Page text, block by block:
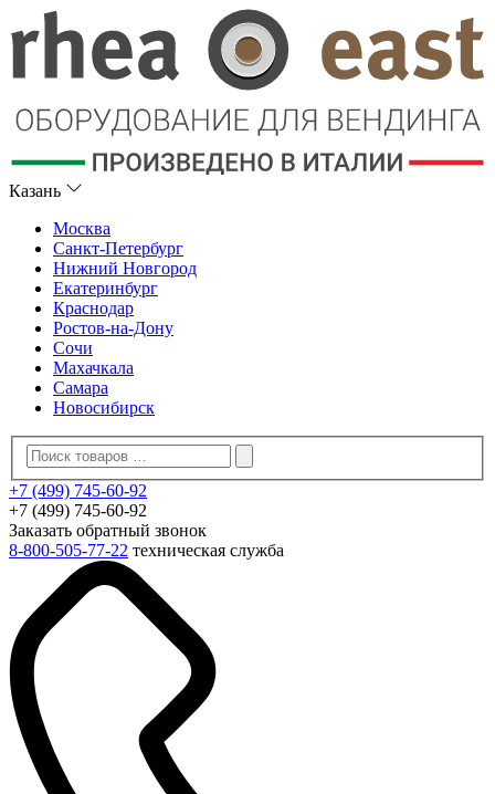
Казань
Москва
Санкт-Петербург
Нижний Новгород
Екатеринбург
Краснодар
Ростов-на-Дону
Сочи
Махачкала
Самара
Новосибирск
+7 (499) 745-60-92
+7 (499) 745-60-92
Заказать обратный звонок
8-800-505-77-22 техническая служба